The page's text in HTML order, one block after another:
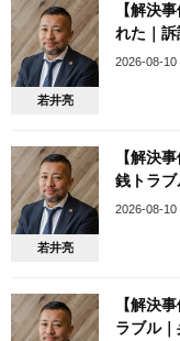
若井亮
【解決
れた｜
2026-08-10
若井亮
【解決
銭トラ
した事例
2026-08-10
【解決
ラブル